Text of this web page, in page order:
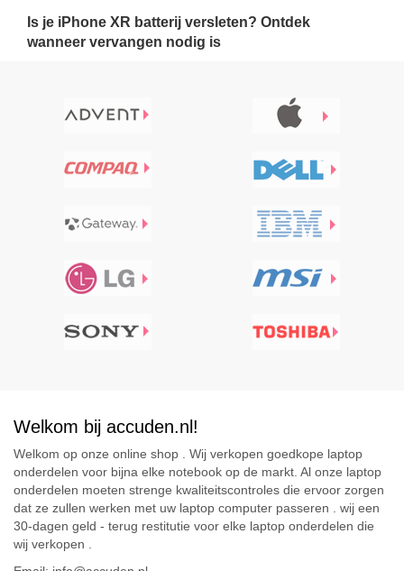
Is je iPhone XR batterij versleten? Ontdek
wanneer vervangen nodig is
Welkom bij accuden.nl!
Welkom op onze online shop . Wij verkopen goedkope laptop
onderdelen voor bijna elke notebook op de markt. Al onze laptop
onderdelen moeten strenge kwaliteitscontroles die ervoor zorgen
dat ze zullen werken met uw laptop computer passeren . wij een
30-dagen geld - terug restitutie voor elke laptop onderdelen die
wij verkopen .